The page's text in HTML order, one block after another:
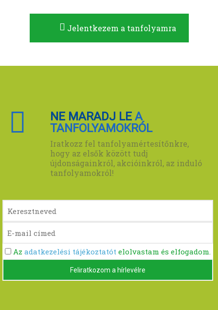
Jelentkezem a tanfolyamra
NE MARADJ LE A
TANFOLYAMOKRÓL
Iratkozz fel tanfolyamértesítőnkre,
hogy az elsők között tudj
újdonságainkról, akcióinkról, az induló
tanfolyamokról!
Az adatkezelési tájékoztatót elolvastam és elfogadom.
Feliratkozom a hírlevélre